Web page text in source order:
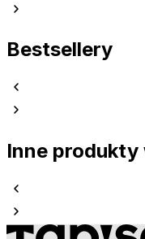
Bestsellery
Inne produkty